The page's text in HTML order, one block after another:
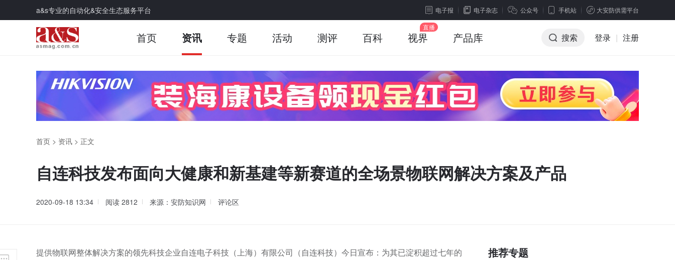
a&s专业的自动化&安全生态服务平台 电子报 电子杂志 公众号 手机站 大安防供需平台
首页 资讯 专题 活动 测评 百科 视界 产品库 搜索 登录 | 注册
首页 > 资讯 > 正文
自连科技发布面向大健康和新基建等新赛道的全场景物联网解决方案及产品
2020-09-18 13:34 阅读 2812 来源：安防知识网 评论区
提供物联网整体解决方案的领先科技企业自连电子科技（上海）有限公司（自连科技）今日宣布：为其已淀积超过七年的
推荐专题